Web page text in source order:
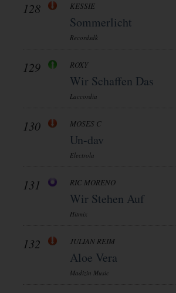
128 KESSIE
Sommerlicht
Recordsdk
129 ROXY
Wir Schaffen Das
Laccordia
130 MOSES C
Un-dav
Electrola
131 RIC MORENO
Wir Stehen Auf
Hitmix
132 JULIAN REIM
Aloe Vera
Madizin Music